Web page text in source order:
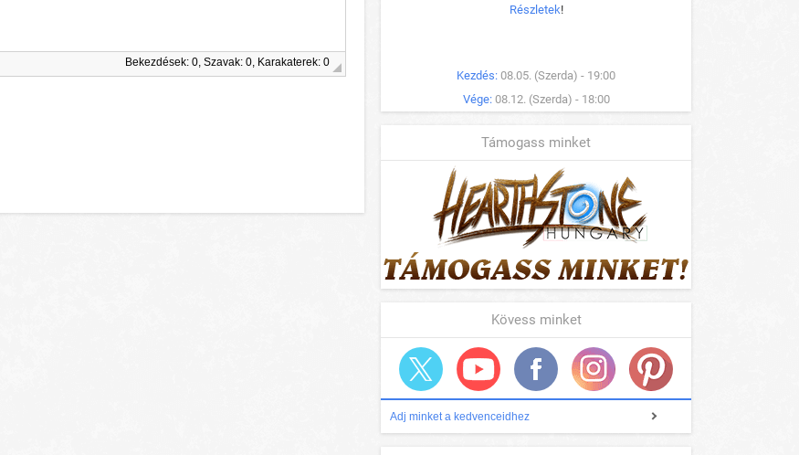
Bekezdések: 0, Szavak: 0, Karakaterek: 0
Részletek!
Kezdés: 08.05. (Szerda) - 19:00
Vége: 08.12. (Szerda) - 18:00
Támogass minket
Kövess minket
Adj minket a kedvenceidhez